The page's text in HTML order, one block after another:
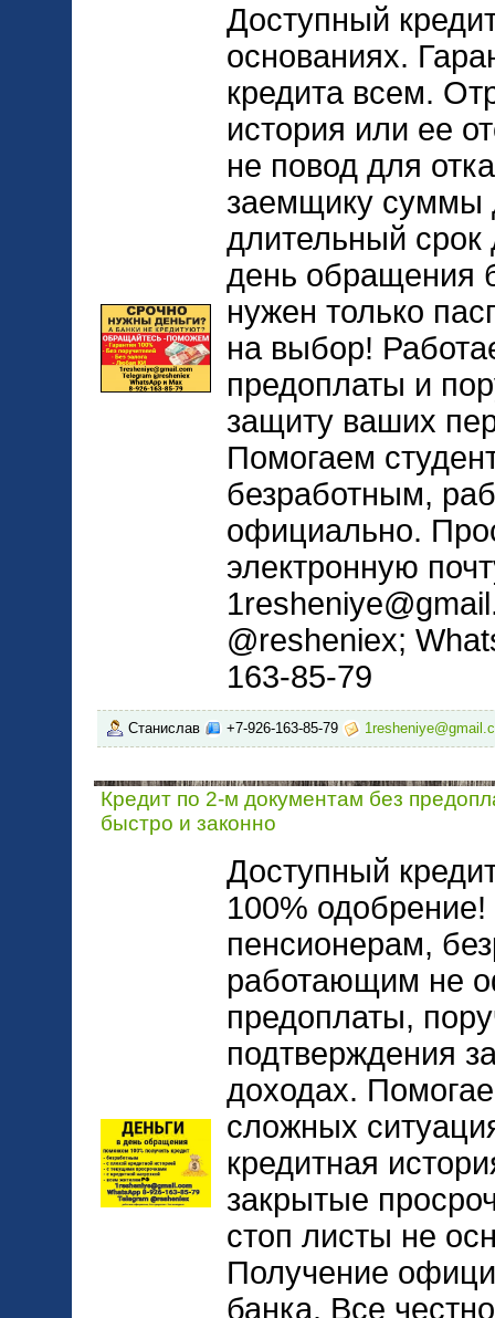
Доступный
основаниях.
кредита всем.
история или ее
не повод для
заемщику суммы
длительный срок
день обращения
нужен только
на выбор!
предоплаты и
защиту ваших
Помогаем
безработным,
официально.
электронную
@resheniex;
163-85-79
Станислав +7-926-163-85-79
Кредит по 2-м документам без
быстро и законно
Доступный
100%
пенсионерам,
работающим не
предоплаты,
подтверждения
доходах.
сложных
кредитная
закрытые
стоп листы не
Получение
банка. Все